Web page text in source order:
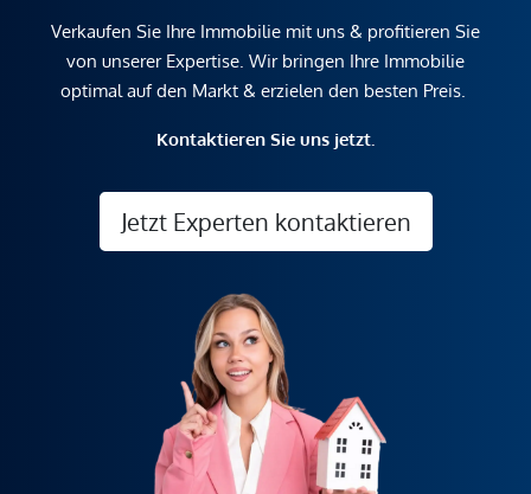
Verkaufen Sie Ihre Immobilie mit uns & profitieren Sie
von unserer Expertise. Wir bringen Ihre Immobilie
optimal auf den Markt & erzielen den besten Preis.
Kontaktieren Sie uns jetzt.
Jetzt Experten kontaktieren